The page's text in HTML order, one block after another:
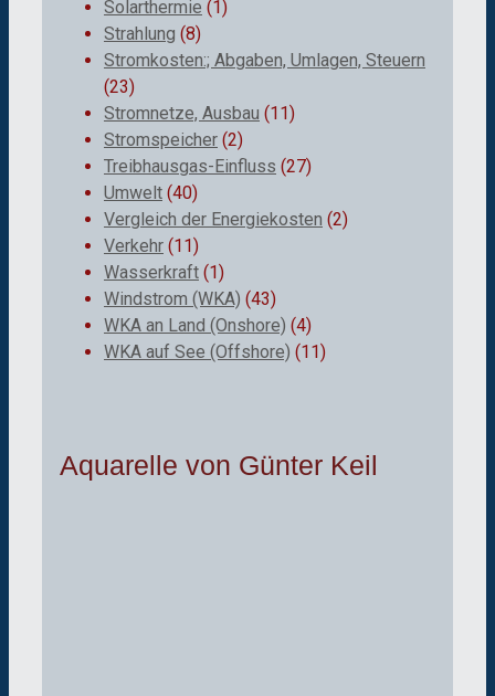
Solarthermie (1)
Strahlung (8)
Stromkosten:; Abgaben, Umlagen, Steuern
(23)
Stromnetze, Ausbau (11)
Stromspeicher (2)
Treibhausgas-Einfluss (27)
Umwelt (40)
Vergleich der Energiekosten (2)
Verkehr (11)
Wasserkraft (1)
Windstrom (WKA) (43)
WKA an Land (Onshore) (4)
WKA auf See (Offshore) (11)
Aquarelle von Günter Keil